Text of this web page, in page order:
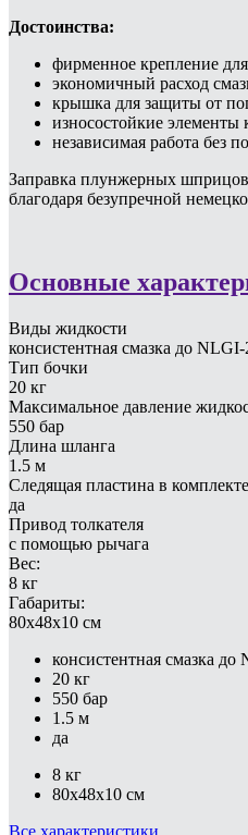
Достоинства:
фирменное крепление
экономичный расход
крышка для защиты от
износостойкие
независимая работа без
Заправка плунжерных
благодаря безупречной
Основные
Виды жидкости
консистентная смазка до NLGI-
Тип бочки
20 кг
Максимальное давление
550 бар
Длина шланга
1.5 м
Следящая пластина в комплекте
да
Привод толкателя
с помощью рычага
Вес:
8 кг
Габариты:
80x48x10 см
консистентная смазка до
20 кг
550 бар
1.5 м
да
8 кг
80x48x10 см
Все характеристики